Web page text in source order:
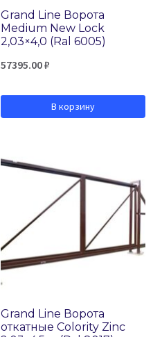
Grand Line Ворота
Medium New Lock
2,03×4,0 (Ral 6005)
57395.00₽
В корзину
Grand Line Ворота
откатные Colority Zinc